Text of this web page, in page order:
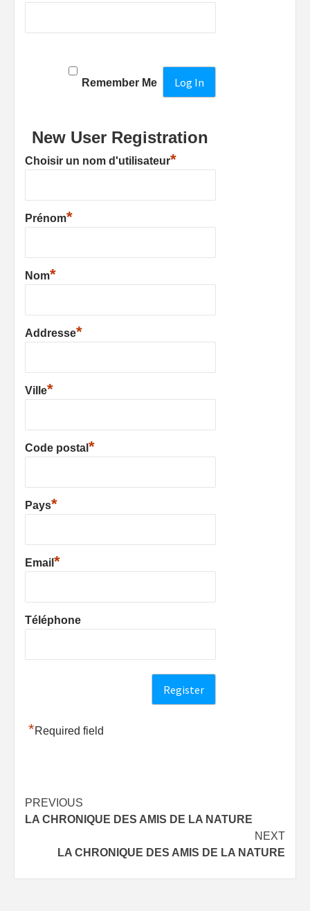
Remember Me
New User Registration
Choisir un nom d'utilisateur*
Prénom*
Nom*
Addresse*
Ville*
Code postal *
Pays*
Email *
Téléphone
*Required field
Post
navigation
PREVIOUS
LA CHRONIQUE DES AMIS DE LA NATURE
NEXT
LA CHRONIQUE DES AMIS DE LA NATURE